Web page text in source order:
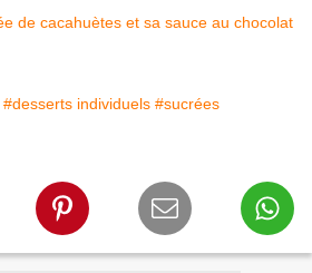
#desserts individuels #sucrées